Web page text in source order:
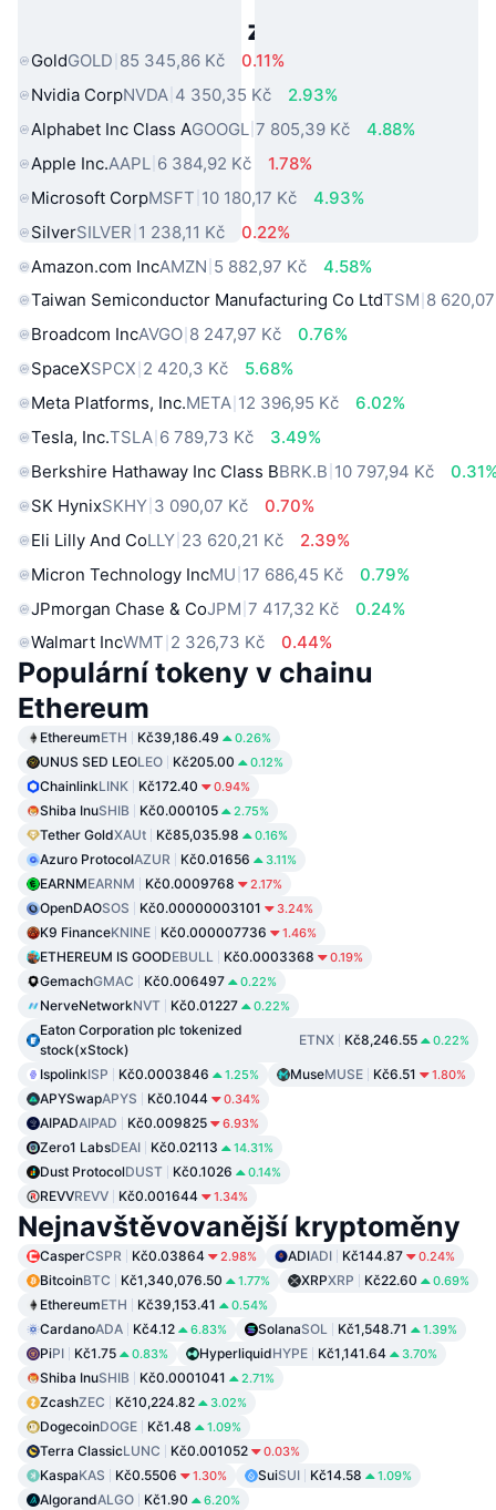
Populární aktiva z reálného světa
GoldGOLD 85 345,86 Kč
0.11%
Nvidia CorpNVDA 4 350,35 Kč
2.93%
Alphabet Inc Class AGOOGL 7 805,39 Kč
4.88%
Apple Inc.AAPL 6 384,92 Kč
1.78%
Microsoft CorpMSFT 10 180,17 Kč
4.93%
SilverSILVER 1 238,11 Kč
0.22%
Amazon.com IncAMZN 5 882,97 Kč
4.58%
Taiwan Semiconductor Manufacturing Co LtdTSM 8
Broadcom IncAVGO 8 247,97 Kč
0.76%
SpaceXSPCX 2 420,3 Kč
5.68%
Meta Platforms, Inc.META 12 396,95 Kč
6.02%
Tesla, Inc.TSLA 6 789,73 Kč
3.49%
Berkshire Hathaway Inc Class BBRK.B 10 797,94 Kč
SK HynixSKHY 3 090,07 Kč
0.70%
Eli Lilly And CoLLY 23 620,21 Kč
2.39%
Micron Technology IncMU 17 686,45 Kč
0.79%
JPmorgan Chase & CoJPM 7 417,32 Kč
0.24%
Walmart IncWMT 2 326,73 Kč 0.44%
Populární tokeny v chainu
Ethereum
EthereumETH Kč39,186.49 0.26%
UNUS SED LEOLEO Kč205.00 0.12%
ChainlinkLINK Kč172.40 0.94%
Shiba InuSHIB Kč0.000105 2.75%
Tether GoldXAUt Kč85,035.98 0.16%
Azuro ProtocolAZUR Kč0.01656 3.11%
EARNMEARNM Kč0.0009768 2.17%
OpenDAOSOS Kč0.00000003101 3.24%
K9 FinanceKNINE Kč0.000007736 1.46%
ETHEREUM IS GOODEBULL Kč0.0003368 0.19%
GemachGMAC Kč0.006497 0.22%
NerveNetworkNVT Kč0.01227 0.22%
Eaton Corporation plc tokenized
stock(xStock)
ETNX Kč8,246.55 0.22%
IspolinkISP Kč0.0003846 1.25% MuseMUSE Kč6.51 1.80%
APYSwapAPYS Kč0.1044 0.34%
AIPADAIPAD Kč0.009825 6.93%
Zero1 LabsDEAI Kč0.02113 14.31%
Dust ProtocolDUST Kč0.1026 0.14%
REVVREVV Kč0.001644 1.34%
Nejnavštěvovanější kryptoměny
CasperCSPR Kč0.03864 2.98% ADIADI Kč144.87 0.24%
BitcoinBTC Kč1,340,076.50 1.77% XRPXRP Kč22.60 0.69%
EthereumETH Kč39,153.41 0.54%
CardanoADA Kč4.12 6.83% SolanaSOL Kč1,548.71 1.39%
PiPI Kč1.75 0.83% HyperliquidHYPE Kč1,141.64 3.70%
Shiba InuSHIB Kč0.0001041 2.71%
ZcashZEC Kč10,224.82 3.02%
DogecoinDOGE Kč1.48 1.09%
Terra ClassicLUNC Kč0.001052 0.03%
KaspaKAS Kč0.5506 1.30% SuiSUI Kč14.58 1.09%
AlgorandALGO Kč1.90 6.20%